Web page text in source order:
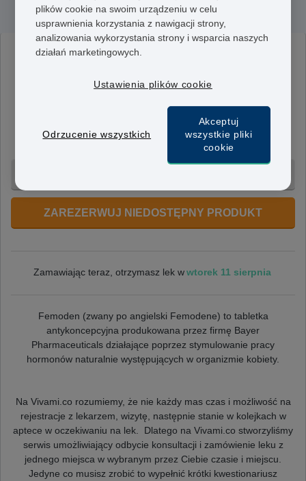
Femodene
Jedna tabletka Femodene zawiera 75 mikrogramów
gestodenu i 30 mikrogramów etynyloestradiolu. Należy
ją przyjmować raz dziennie przez 21 dni cyklu
menstruacyjnego.
ZAREZERWUJ NIEDOSTĘPNY PRODUKT
Zamawiając teraz, otrzymasz lek w wtorek 11 sierpnia
Femoden (zwany po angielski Femodene) to tabletka
antykoncepcyjna produkowana przez firmę Bayer
Pharmaceuticals działające poprzez stymulowanie pracy
hormonów naturalnie występujących w organizmie kobiety.
Na Vivami.co rozumiemy, że nie każdy mas czas i możliwość na
rejestracje z lekarzem, wizytę, następnie stanie w kolejkach w
aptece w oczekiwaniu na lek. Dlatego na Vivami.co stworzyliśmy
serwis umożliwiający odbycie konsultacji i zamówienie leku z
jednego miejsca w wybranym przez Ciebie czasie i miejscu.
Jedyne co musisz zrobić to wypełnić krótki kwestionariusz
plików cookie na swoim urządzeniu w celu
usprawnienia korzystania z nawigacji strony,
analizowania wykorzystania strony i wsparcia naszych
działań marketingowych.
Ustawienia plików cookie
Odrzucenie wszystkich
Akceptuj
wszystkie pliki
cookie